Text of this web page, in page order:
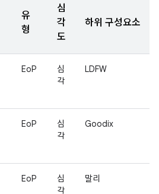
유
형
심
각
도
하위 구성요소
EoP
심
각
LDFW
EoP
심
각
Goodix
EoP
심
각
말리